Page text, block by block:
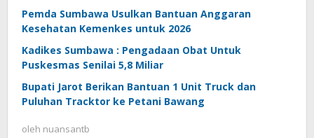
Pemda Sumbawa Usulkan Bantuan Anggaran
Kesehatan Kemenkes untuk 2026
Kadikes Sumbawa : Pengadaan Obat Untuk
Puskesmas Senilai 5,8 Miliar
Bupati Jarot Berikan Bantuan 1 Unit Truck dan
Puluhan Tracktor ke Petani Bawang
oleh nuansantb